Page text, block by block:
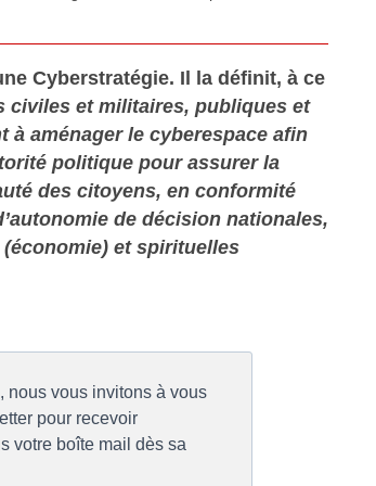
Cyberstratégie. Il la définit, à ce
civiles et militaires, publiques et
aménager le cyberespace afin
politique pour assurer la
des citoyens, en conformité
de décision nationales,
et spirituelles